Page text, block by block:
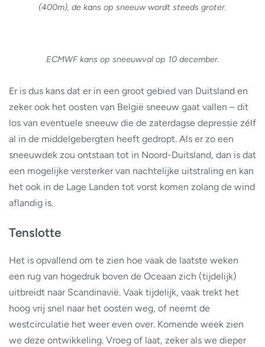
(400m), de kans op sneeuw wordt steeds groter.
ECMWF kans op sneeuwval op 10 december.
Er is dus kans dat er in een groot gebied van Duitsland en
zeker ook het oosten van België sneeuw gaat vallen – dit
los van eventuele sneeuw die de zaterdagse depressie zélf
al in de middelgebergten heeft gedropt. Als er zo een
sneeuwdek zou ontstaan tot in Noord-Duitsland, dan is dat
een mogelijke versterker van nachtelijke uitstraling en kan
het ook in de Lage Landen tot vorst komen zolang de wind
aflandig is.
Tenslotte
Het is opvallend om te zien hoe vaak de laatste weken
een rug van hogedruk boven de Oceaan zich (tijdelijk)
uitbreidt naar Scandinavië. Vaak tijdelijk, vaak trekt het
hoog vrij snel naar het oosten weg, of neemt de
westcirculatie het weer even over. Komende week zien
we deze ontwikkeling. Vroeg of laat, zeker als we dieper